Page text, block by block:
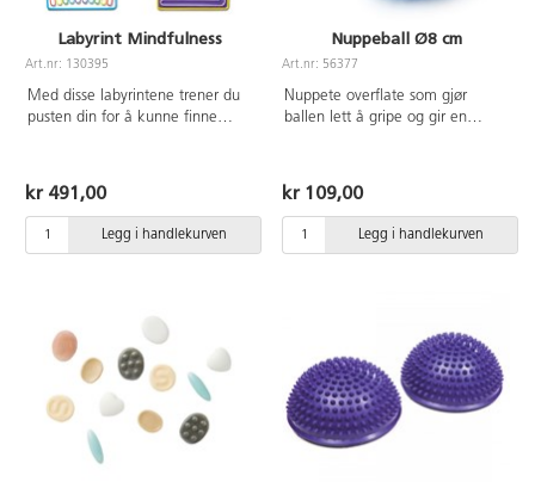
Labyrint Mindfulness
Art.nr: 130395
Med disse labyrintene trener du
pusten din for å kunne finne
pustemønster. Det er 6 mønstre å
velge mellom, f.eks.
Regnbuepust, kvadratpust og
stjernepust. Mål: 18x18 cm. Fra 3
kr 491,00
Legg i handlekurven
Nuppeball Ø8 cm
Art.nr: 56377
Nuppete overflate som gjør
ballen lett å gripe og gir en
å gripe og ta imot baller. Kan
også brukes i vann. Av TPR. PVC-
kr 109,00
Legg i handlekurven